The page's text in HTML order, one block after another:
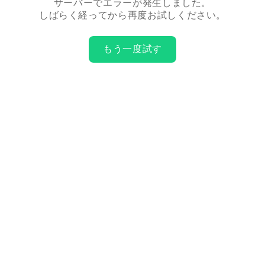
サーバーでエラーが発生しました。
しばらく経ってから再度お試しください。
もう一度試す